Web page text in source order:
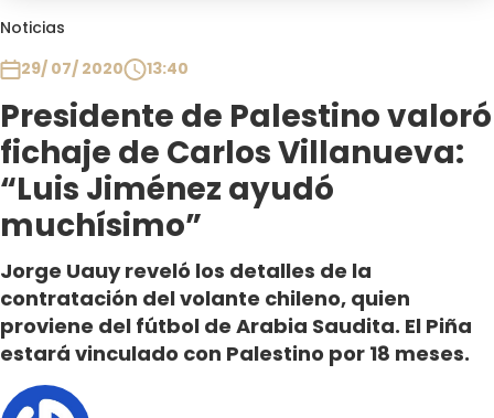
Noticias
29/ 07/ 2020
13:40
Presidente de Palestino valoró
fichaje de Carlos Villanueva:
“Luis Jiménez ayudó
muchísimo”
Jorge Uauy reveló los detalles de la
contratación del volante chileno, quien
proviene del fútbol de Arabia Saudita. El Piña
estará vinculado con Palestino por 18 meses.
Plan Perfecto
El Tiempo
Sabingo
Todos Los Programas